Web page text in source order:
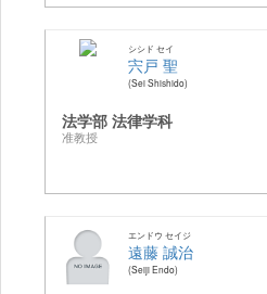
シシド セイ
宍戸 聖
Sei Shishido
法学部 法律学科
准教授
エンドウ セイジ
遠藤 誠治
Seiji Endo